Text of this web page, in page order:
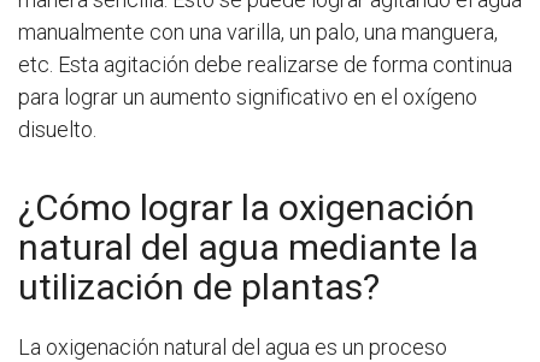
manualmente con una varilla, un palo, una manguera,
etc. Esta agitación debe realizarse de forma continua
para lograr un aumento significativo en el oxígeno
disuelto.
¿Cómo lograr la oxigenación
natural del agua mediante la
utilización de plantas?
La oxigenación natural del agua es un proceso